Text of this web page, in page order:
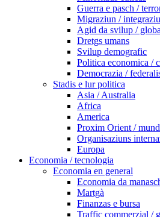
Guerra e pasch /
Migraziun /
Agid da svilup /
Dretgs umans
Svilup demografic
Politica economica /
Democrazia /
Stadis e lur politica
Asia / Australia
Africa
America
Proxim Orient /
Organisaziuns
Europa
Economia / tecnologia
Economia en general
Economia da
Martgà
Finanzas e bursa
Traffic commerzial /